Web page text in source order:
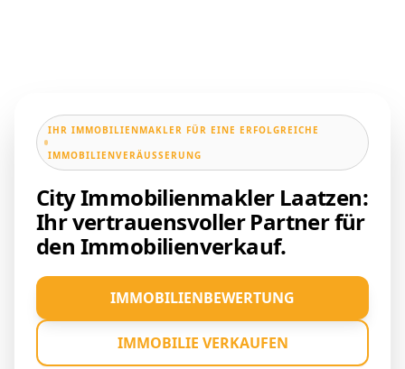
IHR IMMOBILIENMAKLER FÜR EINE ERFOLGREICHE
IMMOBILIENVERÄUSSERUNG
City Immobilienmakler Laatzen:
Ihr vertrauensvoller Partner für
den Immobilienverkauf.
IMMOBILIENBEWERTUNG
IMMOBILIE VERKAUFEN